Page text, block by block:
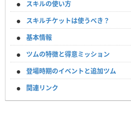
スキルの使い方
スキルチケットは使うべき？
基本情報
ツムの特徴と得意ミッション
登場時期のイベントと追加ツム
関連リンク